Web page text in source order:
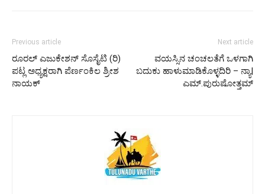
Previous article
ರೂರಲ್‌ ಎಜುಕೇಶನ್‌ ಸೊಸೈಟಿ (ರಿ)
ಪಟ್ಲ ಅಧ್ಯಕ್ಷರಾಗಿ ಪೆರ್ಣಂಕಿಲ ಶ್ರೀಶ
ನಾಯಕ್
Next article
ವಯಸ್ಸಿನ ಚಂಚಲತೆಗೆ ಒಳಗಾಗಿ
ಬದುಕು ಹಾಳುಮಾಡಿಕೊಳ್ಳದಿರಿ – ನ್ಯಾ|
ಎಮ್.ಪುರುಷೋತ್ತಮ್